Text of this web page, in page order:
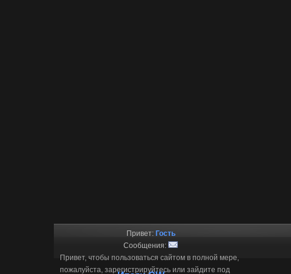
Привет: Гость
Сообщения:
Привет, чтобы пользоваться сайтом в полной мере,
пожалуйста, зарегистрируйтесь или зайдите под